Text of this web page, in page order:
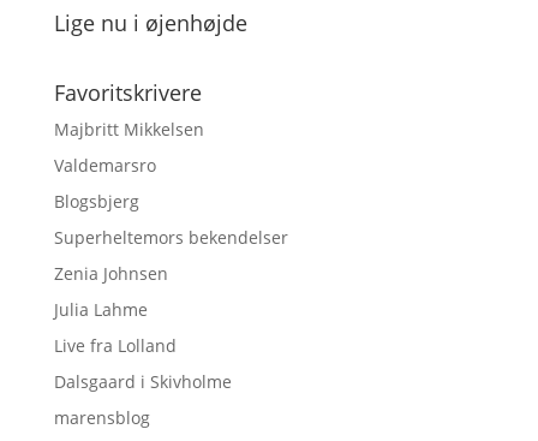
Lige nu i øjenhøjde
Favoritskrivere
Majbritt Mikkelsen
Valdemarsro
Blogsbjerg
Superheltemors bekendelser
Zenia Johnsen
Julia Lahme
Live fra Lolland
Dalsgaard i Skivholme
marensblog